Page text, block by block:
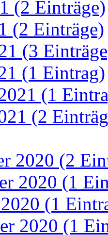
(2 Einträge)
(2 Einträge)
(3
(1 Eintrag)
(1
(2
2020 (2
2020 (1
(1
2020 (1